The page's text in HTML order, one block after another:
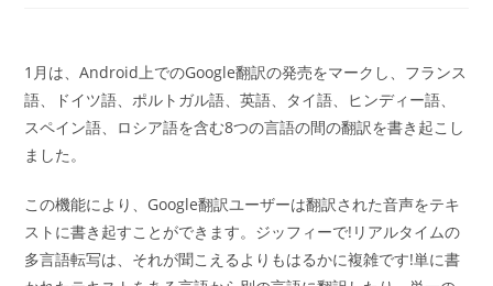
リ
ー:
1月は、Android上でのGoogle翻訳の発売をマークし、フランス
語、ドイツ語、ポルトガル語、英語、タイ語、ヒンディー語、
スペイン語、ロシア語を含む8つの言語の間の翻訳を書き起こし
ました。
この機能により、Google翻訳ユーザーは翻訳された音声をテキ
ストに書き起すことができます。ジッフィーで!リアルタイムの
多言語転写は、それが聞こえるよりもはるかに複雑です!単に書